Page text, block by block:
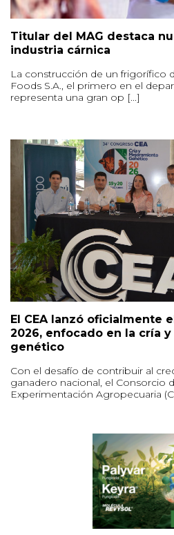
Titular del MAG destaca
industria cárnica
La construcción de un frigorífico
Foods S.A., el primero en el
representa una gran op [...]
El CEA lanzó oficialmente
2026, enfocado en la cría
genético
Con el desafío de contribuir al
ganadero nacional, el Consorcio
Experimentación Agropecuaria